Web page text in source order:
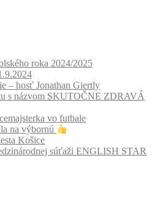
roka 2024/2025
– hosť Jonathan Giertly
s názvom SKUTOČNE ZDRAVÁ
vo futbale
na výbornú
Košice
súťaži ENGLISH STAR